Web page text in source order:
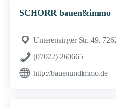
SCHORR bauen&immo
Unterensinger Str. 49,
(07022) 260665
http://bauenundimmo.de